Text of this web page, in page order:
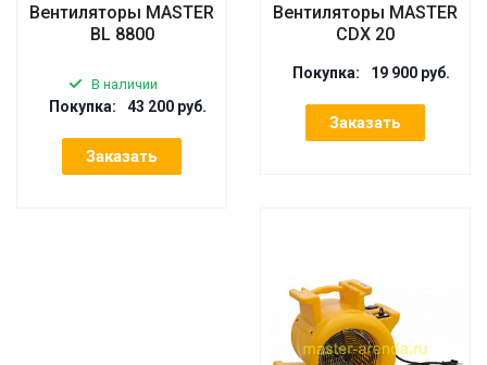
Вентиляторы MASTER
BL 8800
В наличии
Покупка: 43 200 руб.
Заказать
Вентиляторы MASTER
CDX 20
Покупка: 19 900 руб.
Заказать